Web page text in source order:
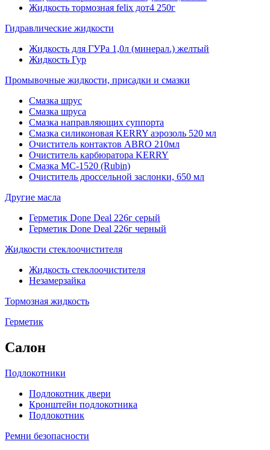
Жидкость тормозная felix дот4 250г
Гидравлические жидкости
Жидкость для ГУРа 1,0л (минерал.) желтый
Жидкость Гур
Промывочные жидкости, присадки и смазки
Смазка шрус
Смазка шруса
Смазка направляющих суппорта
Смазка силиконовая KERRY аэрозоль 520 мл
Очиститель контактов ABRO 210мл
Очиститель карбюратора KERRY
Смазка МС-1520 (Rubin)
Очиститель дроссельной заслонки, 650 мл
Другие масла
Герметик Done Deal 226г серый
Герметик Done Deal 226г черный
Жидкости стеклоочистителя
Жидкость стеклоочистителя
Незамерзайка
Тормозная жидкость
Герметик
Салон
Подлокотники
Подлокотник двери
Кронштейн подлокотника
Подлокотник
Ремни безопасности